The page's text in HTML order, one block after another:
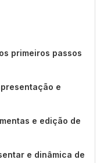
primeiros passos
e
e edição de
e dinâmica de